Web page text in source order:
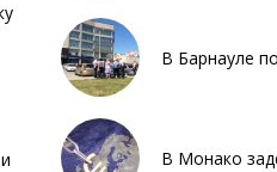
В Барнауле
В Монако